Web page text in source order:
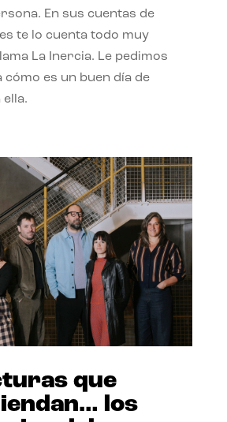
En sus cuentas de
te lo cuenta todo muy
La Inercia. Le pedimos
cómo es un buen día de
que
los